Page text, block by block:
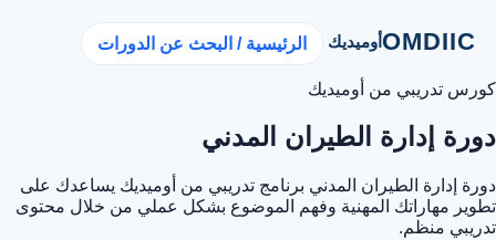
OMDIICأوميديك الرئيسية / البحث عن الدورات
كورس تدريبي من أوميديك
دورة إدارة الطيران المدني
دورة إدارة الطيران المدني برنامج تدريبي من أوميديك يساعدك على
تطوير مهاراتك المهنية وفهم الموضوع بشكل عملي من خلال محتوى
تدريبي منظم.